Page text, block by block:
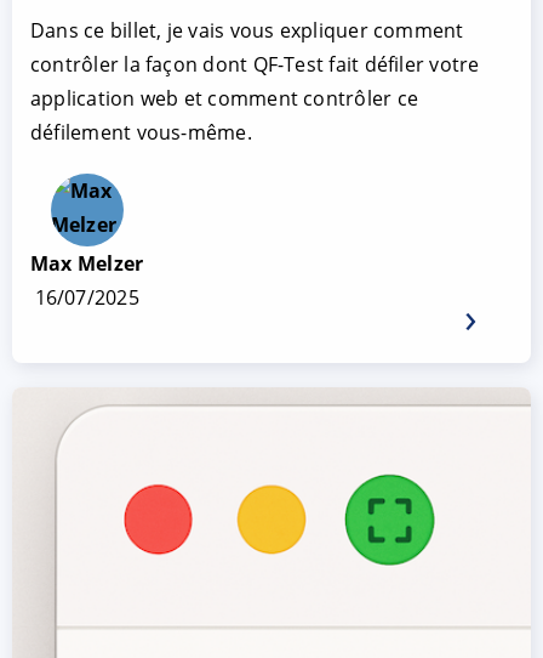
Dans ce billet, je vais vous expliquer comment
contrôler la façon dont QF-Test fait défiler votre
application web et comment contrôler ce
défilement vous-même.
Max Melzer
16/07/2025